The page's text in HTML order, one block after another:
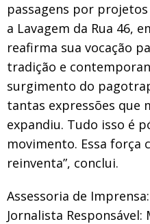
passagens por projetos
a Lavagem da Rua 46,
reafirma sua vocação
tradição e
surgimento do
tantas expressões que
expandiu. Tudo isso é
movimento. Essa força
reinventa”, conclui.
Assessoria de
Jornalista Responsável: